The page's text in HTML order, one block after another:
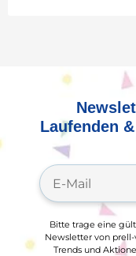
Laufenden
Bitte trage eine
Newsletter von
Trends und